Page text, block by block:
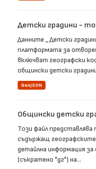
Детски градини -
Данните „ Детски
платформата за
включват географски
общински детски
GeoJSON
Общински детски
Този файл
съдържащ
детайлна информация
(съкратено "дг") на...